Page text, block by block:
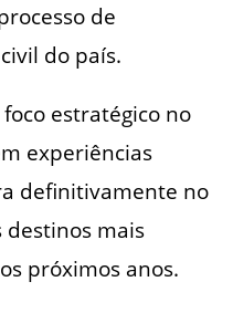
de
do país.
estratégico no
experiências
definitivamente no
destinos mais
próximos anos.